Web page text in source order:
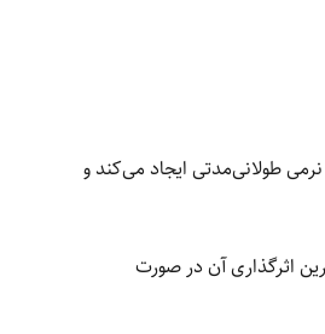
طولانی‌مدتی ایجاد می‌کند و
اثرگذاری آن در صورت